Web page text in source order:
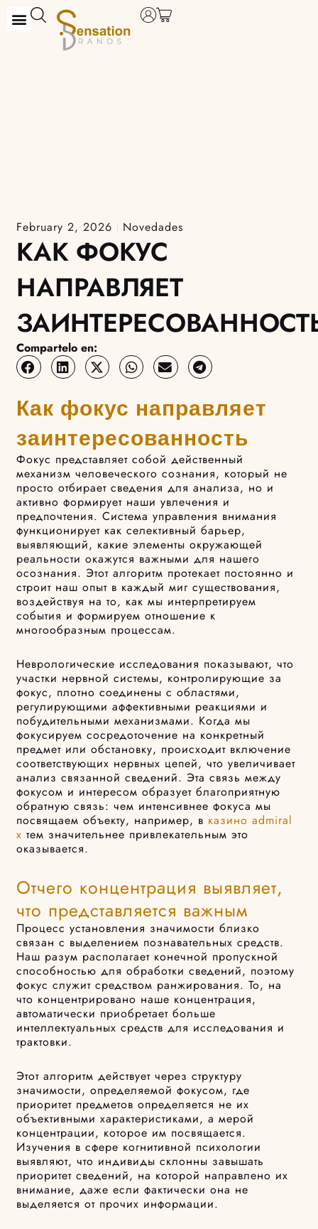
February 2, 2026 Novedades
КАК ФОКУС
НАПРАВЛЯЕТ
Compartelo en:
Как фокус направляет
заинтересованность
Фокус представляет собой действенный
механизм человеческого сознания, который не
просто отбирает сведения для анализа, но и
активно формирует наши увлечения и
предпочтения. Система управления внимания
функционирует как селективный барьер,
выявляющий, какие элементы окружающей
реальности окажутся важными для нашего
осознания. Этот алгоритм протекает постоянно и
строит наш опыт в каждый миг существования,
воздействуя на то, как мы интерпретируем
события и формируем отношение к
многообразным процессам.
Неврологические исследования показывают, что
участки нервной системы, контролирующие за
фокус, плотно соединены с областями,
регулирующими аффективными реакциями и
побудительными механизмами. Когда мы
фокусируем сосредоточение на конкретный
предмет или обстановку, происходит включение
соответствующих нервных цепей, что увеличивает
анализ связанной сведений. Эта связь между
фокусом и интересом образует благоприятную
обратную связь: чем интенсивнее фокуса мы
посвящаем объекту, например, в казино admiral
x тем значительнее привлекательным это
оказывается.
Отчего концентрация выявляет,
что представляется важным
Процесс установления значимости близко
связан с выделением познавательных средств.
Наш разум располагает конечной пропускной
способностью для обработки сведений, поэтому
фокус служит средством ранжирования. То, на
что концентрировано наше концентрация,
автоматически приобретает больше
интеллектуальных средств для исследования и
трактовки.
Этот алгоритм действует через структуру
значимости, определяемой фокусом, где
приоритет предметов определяется не их
объективными характеристиками, а мерой
концентрации, которое им посвящается.
Изучения в сфере когнитивной психологии
выявляют, что индивиды склонны завышать
приоритет сведений, на которой направлено их
внимание, даже если фактически она не
выделяется от прочих информации.